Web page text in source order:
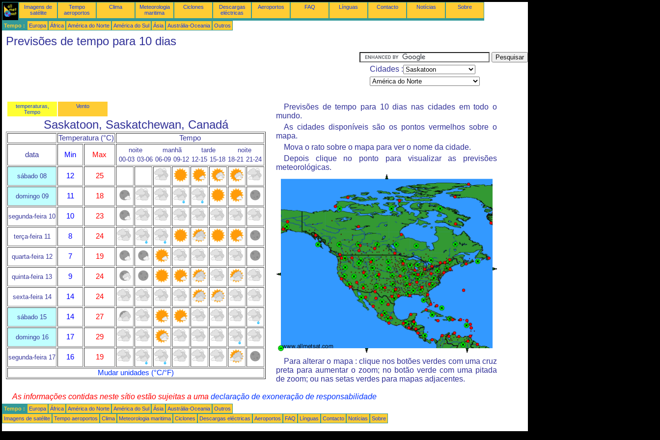
Imagens de
satélite
Tempo
aeroportos
Clima
Meteorologia
maritima
Ciclones
Descargas
eléctricas
Aeroportos FAQ Línguas Contacto Notícias Sobre
Tempo : Europa África América do Norte América do Sul Ásia Austrália-Oceania Outros
Previsões de tempo para 10 dias
Cidades :
temperaturas,
Tempo
Vento
Saskatoon, Saskatchewan, Canadá
Temperatura (°C) Tempo
data Min Max
noite manhã tarde
noite
00-03 03-06 06-09 09-12 12-15 15-18 18-21 21-24
sábado 08 12 25
domingo 09 11 18
segunda-feira 10 10 23
terça-feira 11 8 24
quarta-feira 12 7 19
quinta-feira 13 9 24
sexta-feira 14 14 24
sábado 15 14 27
domingo 16 17 29
segunda-feira 17 16
19
Mudar unidades (°C/°F)
Previsões de tempo para 10 dias nas cidades em todo o
mundo.
As cidades disponíveis são os pontos vermelhos sobre o
mapa.
Mova o rato sobre o mapa para ver o nome da cidade.
Depois clique no ponto para visualizar as previsões
meteorológicas.
Para alterar o mapa : clique nos botões verdes com uma cruz
preta para aumentar o zoom; no botão verde com uma pitada
de zoom; ou nas setas verdes para mapas adjacentes.
As informações contidas neste sítio estão sujeitas a uma declaração de exoneração de responsabilidade
Tempo : Europa África América do Norte América do Sul Ásia Austrália-Oceania
Outros
Imagens de satélite
Tempo aeroportos Clima Meteorologia maritima Ciclones Descargas eléctricas Aeroportos FAQ Línguas Contacto Notícias Sobre